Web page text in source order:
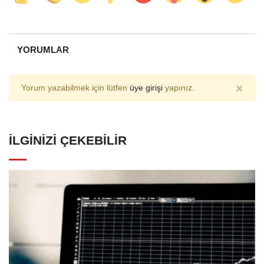
YORUMLAR
Yorum yazabilmek için lütfen üye girişi yapınız. ×
İLGINIZI ÇEKEBILIR